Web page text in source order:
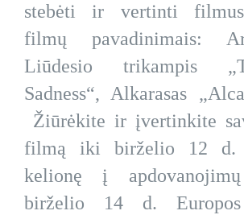
stebėti ir vertinti
filmų pavadinimais:
Liūdesio trikampis
Sadness“, Alkarasas
Žiūrėkite ir įvertinkite
filmą iki birželio 12 d.
kelionę į
birželio 14 d. Europos